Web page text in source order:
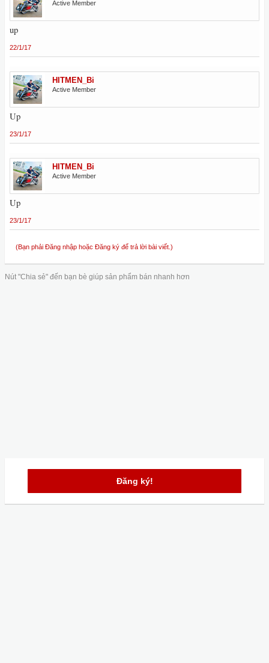
Active Member
up
22/1/17
HITMEN_Bi
Active Member
Up
23/1/17
HITMEN_Bi
Active Member
Up
23/1/17
(Bạn phải Đăng nhập hoặc Đăng ký để trả lời bài viết.)
Nút "Chia sẻ" đến bạn bè giúp sản phẩm bán nhanh hơn
Đăng ký!